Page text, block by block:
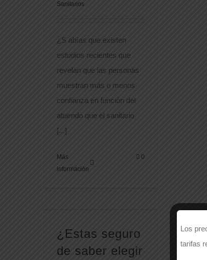
Sanitarios
¿S abías que existen
estudios recientes que
revelan que las personas
muestran más o menos
confianza en función del
atuendo que el sanitario
[...]
Más
información
0
¿Estas seguro
de saber elegir
Los
tarifas